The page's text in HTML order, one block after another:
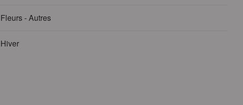
Fleurs - Autres
Hiver